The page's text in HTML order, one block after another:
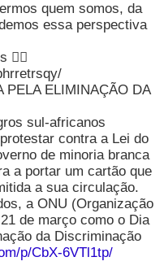
quem somos, da
essa perspectiva
PELA ELIMINAÇÃO DA
sul-africanos
contra a Lei do
de minoria branca
a portar um cartão que
a sua circulação.
a ONU (Organização
de março como o Dia
da Discriminação
p/CbX-6VTl1tp/